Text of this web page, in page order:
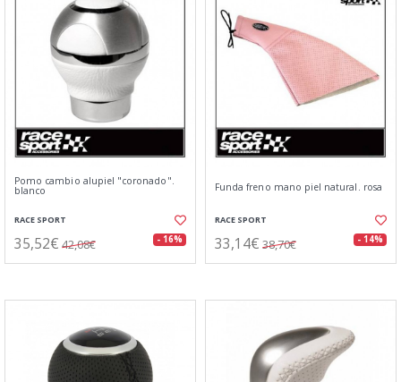
Pomo cambio alupiel "coronado".
blanco
RACE SPORT
35,52€ 42,08€ - 16%
Funda freno mano piel natural. rosa
RACE SPORT
33,14€ 38,70€ - 14%